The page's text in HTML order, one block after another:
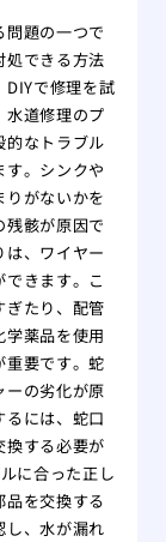
題の一つで
処できる方法
DIYで修理を試
水道修理のプ
的なトラブル
す。シンクや
がないかを
骸が原因で
、ワイヤー
きます。こ
ぎたり、配管
薬品を使用
重要です。蛇
ーの劣化が原
には、蛇口
換する必要が
に合った正し
を交換する
し、水が漏れ